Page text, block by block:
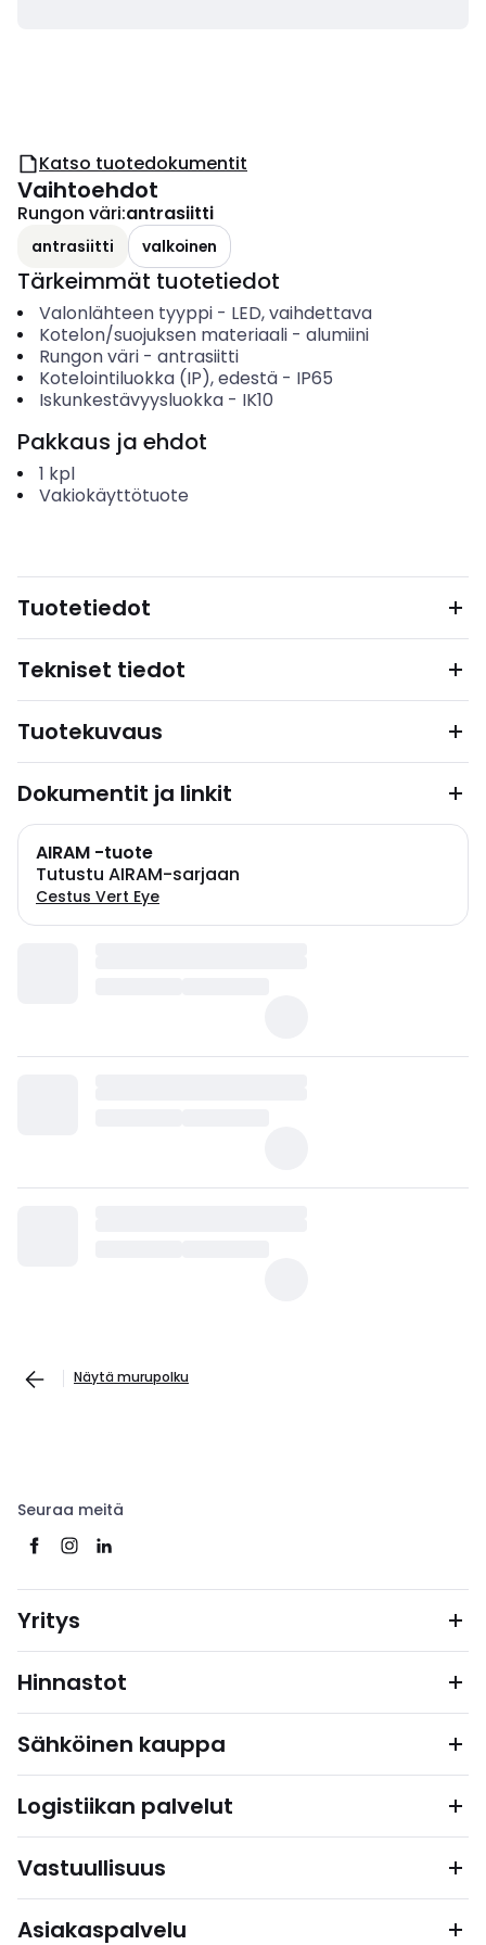
Katso tuotedokumentit
Vaihtoehdot
Rungon väri:antrasiitti
antrasiitti valkoinen
Tärkeimmät tuotetiedot
Valonlähteen tyyppi- LED, vaihdettava
Kotelon/suojuksen materiaali- alumiini
Rungon väri- antrasiitti
Kotelointiluokka (IP), edestä- IP65
Iskunkestävyysluokka- IK10
Pakkaus ja ehdot
1 kpl
Vakiokäyttötuote
Tuotetiedot
Tekniset tiedot
Tuotekuvaus
Dokumentit ja linkit
AIRAM -tuote
Tutustu AIRAM-sarjaan
Cestus Vert Eye
Näytä murupolku
Seuraa meitä
Yritys
Hinnastot
Sähköinen kauppa
Logistiikan palvelut
Vastuullisuus
Asiakaspalvelu